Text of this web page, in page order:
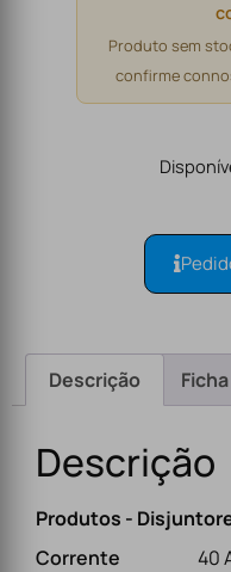
Produto sem
confirme
Descrição
Descrição
Produtos -
Corrente
40